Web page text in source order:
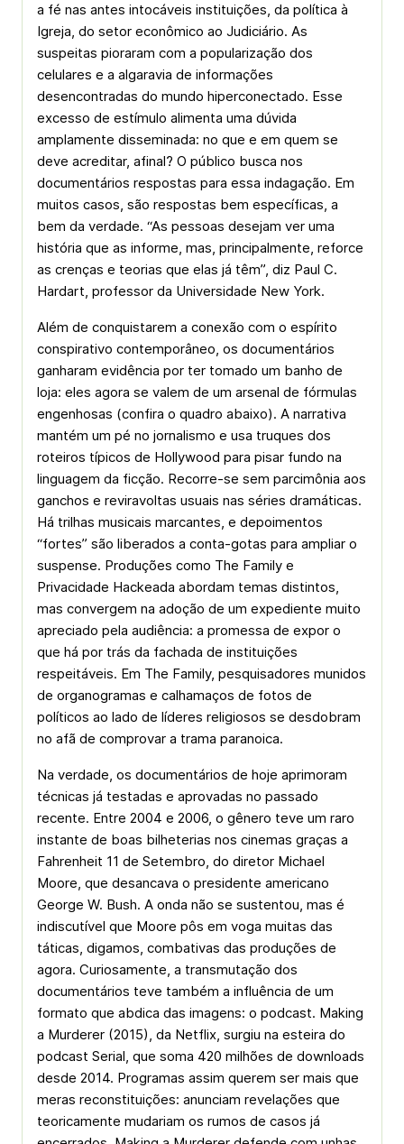
a fé nas antes intocáveis instituições, da política à
Igreja, do setor econômico ao Judiciário. As
suspeitas pioraram com a popularização dos
celulares e a algaravia de informações
desencontradas do mundo hiperconectado. Esse
excesso de estímulo alimenta uma dúvida
amplamente disseminada: no que e em quem se
deve acreditar, afinal? O público busca nos
documentários respostas para essa indagação. Em
muitos casos, são respostas bem específicas, a
bem da verdade. “As pessoas desejam ver uma
história que as informe, mas, principalmente, reforce
as crenças e teorias que elas já têm”, diz Paul C.
Hardart, professor da Universidade New York.
Além de conquistarem a conexão com o espírito
conspirativo contemporâneo, os documentários
ganharam evidência por ter tomado um banho de
loja: eles agora se valem de um arsenal de fórmulas
engenhosas (confira o quadro abaixo). A narrativa
mantém um pé no jornalismo e usa truques dos
roteiros típicos de Hollywood para pisar fundo na
linguagem da ficção. Recorre-se sem parcimônia aos
ganchos e reviravoltas usuais nas séries dramáticas.
Há trilhas musicais marcantes, e depoimentos
“fortes” são liberados a conta-gotas para ampliar o
suspense. Produções como The Family e
Privacidade Hackeada abordam temas distintos,
mas convergem na adoção de um expediente muito
apreciado pela audiência: a promessa de expor o
que há por trás da fachada de instituições
respeitáveis. Em The Family, pesquisadores munidos
de organogramas e calhamaços de fotos de
políticos ao lado de líderes religiosos se desdobram
no afã de comprovar a trama paranoica.
Na verdade, os documentários de hoje aprimoram
técnicas já testadas e aprovadas no passado
recente. Entre 2004 e 2006, o gênero teve um raro
instante de boas bilheterias nos cinemas graças a
Fahrenheit 11 de Setembro, do diretor Michael
Moore, que desancava o presidente americano
George W. Bush. A onda não se sustentou, mas é
indiscutível que Moore pôs em voga muitas das
táticas, digamos, combativas das produções de
agora. Curiosamente, a transmutação dos
documentários teve também a influência de um
formato que abdica das imagens: o podcast. Making
a Murderer (2015), da Netflix, surgiu na esteira do
podcast Serial, que soma 420 milhões de downloads
desde 2014. Programas assim querem ser mais que
meras reconstituições: anunciam revelações que
teoricamente mudariam os rumos de casos já